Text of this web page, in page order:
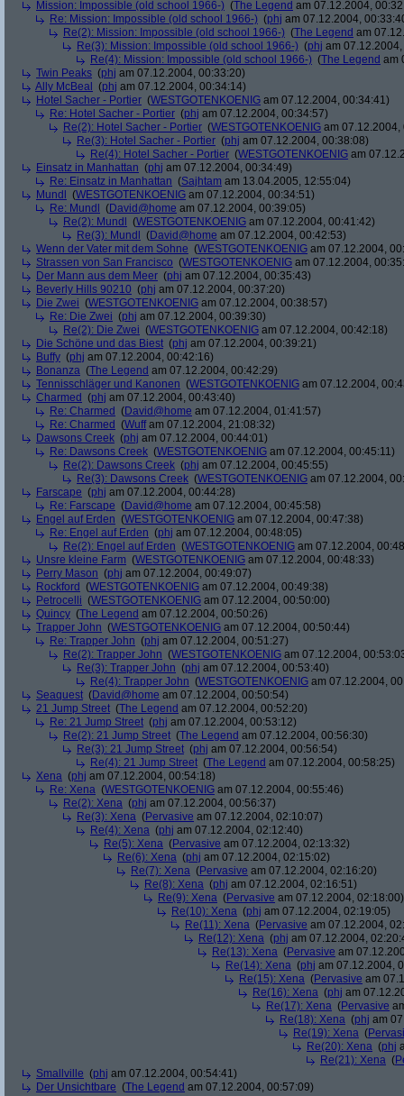
Mission: Impossible (old school 1966-) (The Legend am 07.12.2004,
Re: Mission: Impossible (old school 1966-) (phj am 07.12.2004,
Re(2): Mission: Impossible (old school 1966-) (The Legend am
Re(3): Mission: Impossible (old school 1966-) (phj am
Re(4): Mission: Impossible (old school 1966-) (The Legend am
Twin Peaks (phj am 07.12.2004, 00:33:20)
Ally McBeal
(phj am 07.12.2004, 00:34:14)
Hotel Sacher - Portier (WESTGOTENKOENIG am 07.12.2004, 00:34:41)
Re: Hotel Sacher - Portier (phj am 07.12.2004, 00:34:57)
Re(2): Hotel Sacher - Portier (WESTGOTENKOENIG am 07.12.2004,
Re(3): Hotel Sacher - Portier (phj am 07.12.2004, 00:38:08)
Re(4): Hotel Sacher - Portier (WESTGOTENKOENIG am
Einsatz in Manhattan (phj am 07.12.2004, 00:34:49)
Re: Einsatz in Manhattan (Sajhtam am 13.04.2005, 12:55:04)
Mundl
(WESTGOTENKOENIG am 07.12.2004, 00:34:51)
Re: Mundl
(David@home am 07.12.2004, 00:39:05)
Re(2): Mundl
(WESTGOTENKOENIG am 07.12.2004, 00:41:42)
Re(3): Mundl
(David@home am 07.12.2004, 00:42:53)
Wenn der Vater mit dem Sohne (WESTGOTENKOENIG am 07.12.2004,
Strassen von San Francisco (WESTGOTENKOENIG am 07.12.2004,
Der Mann aus dem Meer (phj am 07.12.2004, 00:35:43)
Beverly Hills 90210 (phj am 07.12.2004, 00:37:20)
Die Zwei (WESTGOTENKOENIG am 07.12.2004, 00:38:57)
Re: Die Zwei (phj am 07.12.2004, 00:39:30)
Re(2): Die Zwei (WESTGOTENKOENIG am 07.12.2004, 00:42:18)
Die Schöne und das Biest (phj am 07.12.2004, 00:39:21)
Buffy (phj am 07.12.2004, 00:42:16)
Bonanza (The Legend am 07.12.2004, 00:42:29)
Tennisschläger und Kanonen (WESTGOTENKOENIG am 07.12.2004,
Charmed (phj am 07.12.2004, 00:43:40)
Re: Charmed (David@home am 07.12.2004, 01:41:57)
Re: Charmed (Wuffam 07.12.2004, 21:08:32)
Dawsons Creek (phj am 07.12.2004, 00:44:01)
Re: Dawsons Creek (WESTGOTENKOENIG am 07.12.2004, 00:45:11)
Re(2): Dawsons Creek (phj am 07.12.2004, 00:45:55)
Re(3): Dawsons Creek (WESTGOTENKOENIG am 07.12.2004,
Farscape (phj am 07.12.2004, 00:44:28)
Re: Farscape (David@home am 07.12.2004, 00:45:58)
Engel auf Erden (WESTGOTENKOENIG am 07.12.2004, 00:47:38)
Re: Engel auf Erden (phj am 07.12.2004, 00:48:05)
Re(2): Engel auf Erden (WESTGOTENKOENIG am 07.12.2004,
Unsre kleine Farm (WESTGOTENKOENIG am 07.12.2004, 00:48:33)
Perry Mason (phj am 07.12.2004, 00:49:07)
Rockford (WESTGOTENKOENIG am 07.12.2004, 00:49:38)
Petrocelli (WESTGOTENKOENIG am 07.12.2004, 00:50:00)
Quincy (The Legend am 07.12.2004, 00:50:26)
Trapper John (WESTGOTENKOENIG am 07.12.2004, 00:50:44)
Re: Trapper John (phj am 07.12.2004, 00:51:27)
Re(2): Trapper John (WESTGOTENKOENIG am 07.12.2004,
Re(3): Trapper John (phj am 07.12.2004, 00:53:40)
Re(4): Trapper John (WESTGOTENKOENIG am 07.12.2004,
Seaquest (David@home am 07.12.2004, 00:50:54)
21 Jump Street (The Legend am 07.12.2004, 00:52:20)
Re: 21 Jump Street (phj am 07.12.2004, 00:53:12)
Re(2): 21 Jump Street (The Legend am 07.12.2004, 00:56:30)
Re(3): 21 Jump Street (phj am 07.12.2004, 00:56:54)
Re(4): 21 Jump Street (The Legend am 07.12.2004, 00:58:25)
Xena (phj am 07.12.2004, 00:54:18)
Re: Xena (WESTGOTENKOENIG am 07.12.2004, 00:55:46)
Re(2): Xena (phj am 07.12.2004, 00:56:37)
Re(3): Xena (Pervasive am 07.12.2004, 02:10:07)
Re(4): Xena (phj am 07.12.2004, 02:12:40)
Re(5): Xena (Pervasive am 07.12.2004, 02:13:32)
Re(6): Xena (phj am 07.12.2004, 02:15:02)
Re(7): Xena (Pervasive am 07.12.2004, 02:16:20)
Re(8): Xena (phj am 07.12.2004, 02:16:51)
Re(9): Xena (Pervasive am 07.12.2004, 02:18:00)
Re(10): Xena (phj am 07.12.2004, 02:19:05)
Re(11): Xena (Pervasive am 07.12.2004,
Re(12): Xena (phj am 07.12.2004,
Re(13): Xena (Pervasive am
Re(14): Xena (phj am 07.12.2004,
Re(15): Xena (Pervasive am
Re(16): Xena (phj am
Re(17): Xena (Pervasive
Re(18): Xena (phj am
Re(19): Xena (
Re(20): Xena (phj
Re(21): Xena (
Smallville (phj am 07.12.2004, 00:54:41)
Der Unsichtbare (The Legend am 07.12.2004, 00:57:09)